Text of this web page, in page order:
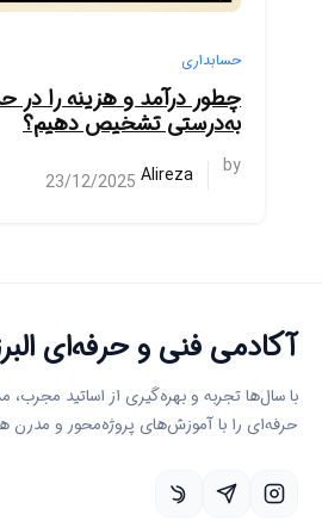
حسابداری
چطور درآمد و هزینه را در
به‌درستی تشخیص دهیم؟
by
Alireza
23/12/2025
آکادمی فنی و حرفه‌ای
با سال‌ها تجربه و بهره‌گیری از اساتید مجرب،
حرفه‌ای را با آموزش‌های پروژه‌محور و مدرن